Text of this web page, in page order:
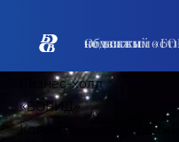
Объекты недвижимости группы
Бизнес-холл
«БОВИД»
Коммерческая